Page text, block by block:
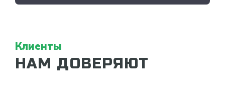
Клиенты
НАМ ДОВЕРЯЮТ